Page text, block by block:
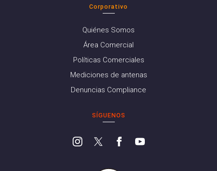
Corporativo
Quiénes Somos
Área Comercial
Políticas Comerciales
Mediciones de antenas
Denuncias Compliance
SÍGUENOS